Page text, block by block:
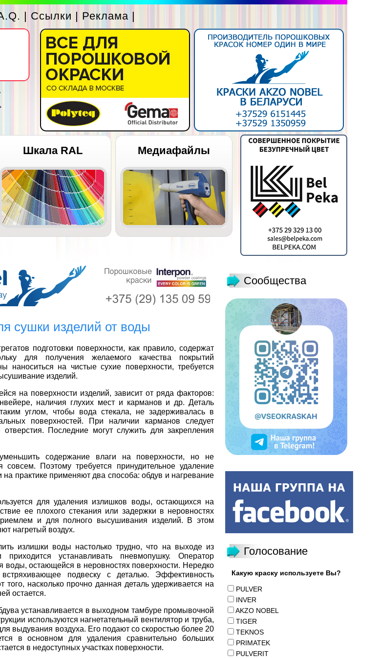
| Ссылки | Реклама |
Шкала RAL Медиафайлы
сушки изделий от воды
подготовки поверхности, как правило, содержат
для получения желаемого качества покрытий
наноситься на чистые сухие поверхности, требуется
изделий.
на поверхности изделий, зависит от ряда факторов:
наличия глухих мест и карманов и др. Деталь
углом, чтобы вода стекала, не задерживалась в
поверхностей. При наличии карманов следует
Последние могут служить для закрепления
содержание влаги на поверхности, но не
совсем. Поэтому требуется принудительное удаление
практике применяют два способа: обдув и нагревание
для удаления излишков воды, остающихся на
ее плохого стекания или задержки в неровностях
и для полного высушивания изделий. В этом
нагретый воздух.
излишки воды настолько трудно, что на выходе из
приходится устанавливать пневмопушку. Оператор
воды, остающейся в неровностях поверхности. Нередко
встряхивающее подвеску с деталью. Эффективность
того, насколько прочно данная деталь удерживается на
остается.
устанавливается в выходном тамбуре промывочной
используются нагнетательный вентилятор и труба,
выдувания воздуха. Его подают со скоростью более 20
в основном для удаления сравнительно больших
в недоступных участках поверхности.
Сообщества
Голосование
Какую краску используете Вы?
PULVER
INVER
AKZO NOBEL
TIGER
TEKNOS
PRIMATEK
PULVERIT